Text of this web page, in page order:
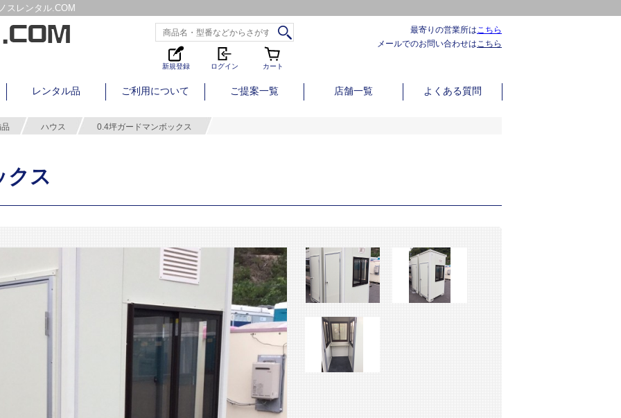
スレンタル.COM
新規登録 ログイン カート
最寄りの営業所はこちら
メールでのお問い合わせはこちら
レンタル品 ご利用について ご提案一覧 店舗一覧 よくある質問
ハウス 0.4坪ガードマンボックス
クス